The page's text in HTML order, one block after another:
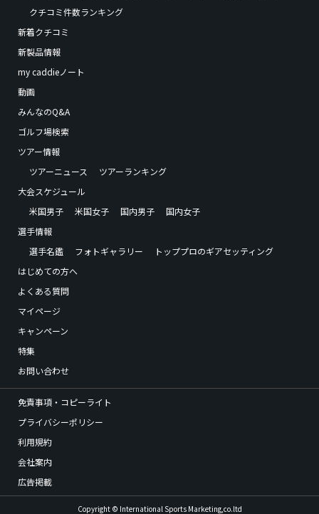
クチコミ件数ランキング
新着クチコミ
新製品情報
my caddieノート
動画
みんなのQ&A
ゴルフ場検索
ツアー情報
ツアーニュース
ツアーランキング
大会スケジュール
米国男子
米国女子 国内男子
国内女子
選手情報
選手名鑑
フォトギャラリー
トッププロのギアセッティング
はじめての方へ
よくある質問
マイページ
キャンペーン
特集
お問い合わせ
免責事項・コピーライト
プライバシーポリシー
利用規約
会社案内
広告掲載
Copyright © International Sports Marketing,co.ltd